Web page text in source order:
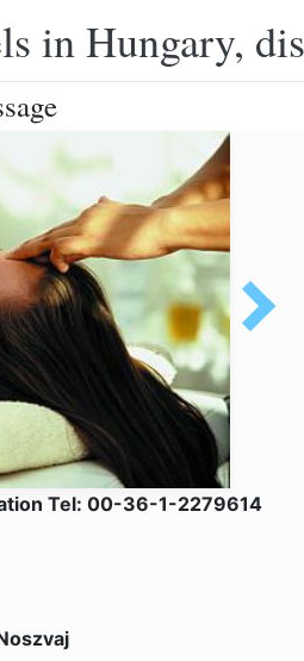
in Hungary,
Tel: 00-36-1-2279614